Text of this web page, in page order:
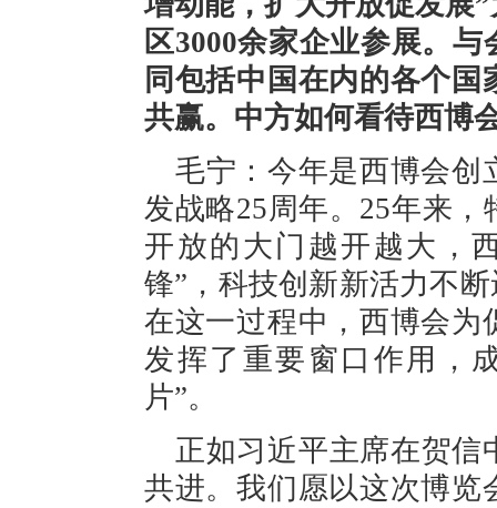
区3000余家企业参展。
同包括中国在内的各个
共赢。中方如何看待西博
毛宁：今年是西博会创
发战略25周年。25年来
开放的大门越开越大，
锋”，科技创新新活力不
在这一过程中，西博会为
发挥了重要窗口作用，
片”。
正如习近平主席在贺信
共进。我们愿以这次博览